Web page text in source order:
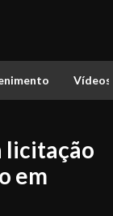
Vídeos
licitação
em